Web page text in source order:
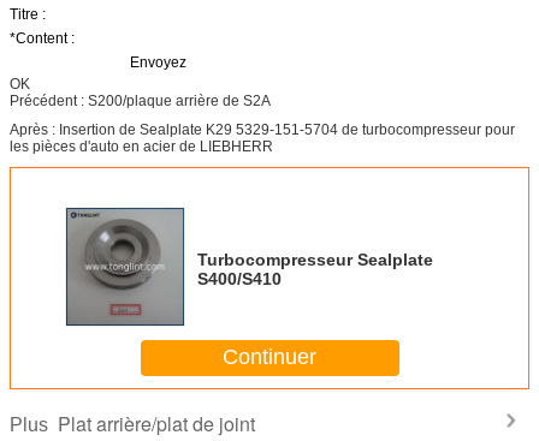
Titre :
*Content:
Envoyez
OK
Précédent : S200/plaque arrière de S2A
Après : Insertion de Sealplate K29 5329-151-5704 de turbocompresseur pour
les pièces d'auto en acier de LIEBHERR
Turbocompresseur Sealplate
S400/S410
Continuer
Plus Plat arrière/plat de joint